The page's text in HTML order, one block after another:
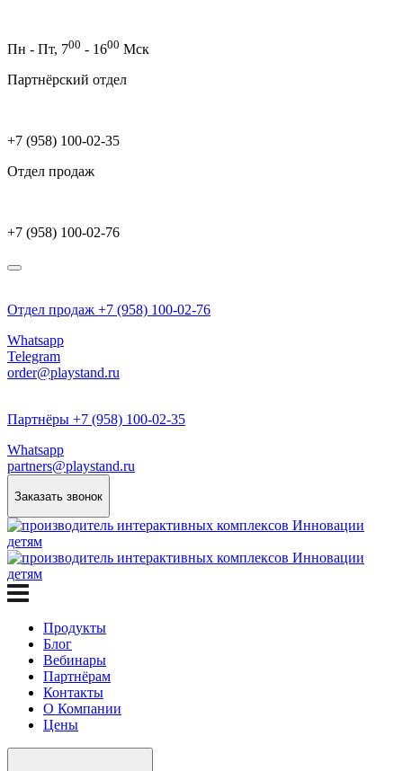
Пн - Пт, 700 - 1600 Мск
Партнёрский отдел
+7 (958) 100-02-35
Отдел продаж
+7 (958) 100-02-76
Отдел продаж +7 (958) 100-02-76
Whatsapp
Telegram
order@playstand.ru
Партнёры +7 (958) 100-02-35
Whatsapp
partners@playstand.ru
Заказать звонок
Продукты
Блог
Вебинары
Партнёрам
Контакты
О Компании
Цены